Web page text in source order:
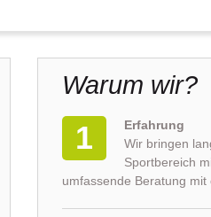
Warum wir?
1
Erfahrung
Wir bringen
Sportbereich
umfassende Beratung mit